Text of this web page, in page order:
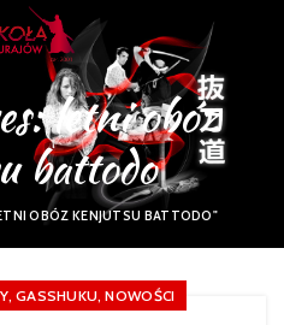
letni obóz
battodo
OBÓZ KENJUTSU BATTODO"
, GASSHUKU,NOWOŚCI